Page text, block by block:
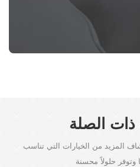
ذات الصلة
المزيد من الخيارات التي تناسب